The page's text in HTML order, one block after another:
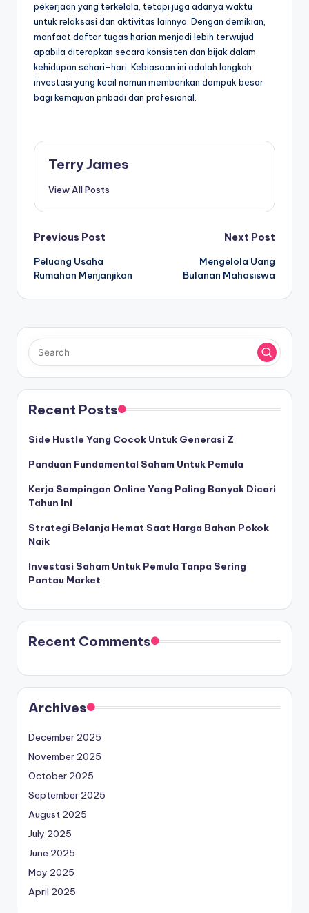
pekerjaan yang terkelola, tetapi juga adanya waktu
untuk relaksasi dan aktivitas lainnya. Dengan demikian,
manfaat daftar tugas harian menjadi lebih terwujud
apabila diterapkan secara konsisten dan bijak dalam
kehidupan sehari-hari. Kebiasaan ini adalah langkah
investasi yang kecil namun memberikan dampak besar
bagi kemajuan pribadi dan profesional.
Terry James
View All Posts
Post
navigation
Previous Post
Peluang Usaha
Rumahan Menjanjikan
Next Post
Mengelola Uang
Bulanan Mahasiswa
Recent Posts
Side Hustle Yang Cocok Untuk Generasi Z
Panduan Fundamental Saham Untuk Pemula
Kerja Sampingan Online Yang Paling Banyak Dicari
Tahun Ini
Strategi Belanja Hemat Saat Harga Bahan Pokok
Naik
Investasi Saham Untuk Pemula Tanpa Sering
Pantau Market
Recent Comments
Archives
December 2025
November 2025
October 2025
September 2025
August 2025
July 2025
June 2025
May 2025
April 2025